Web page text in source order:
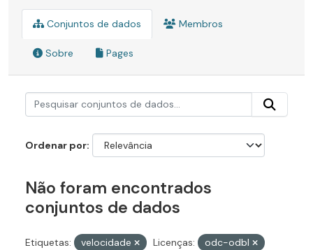
Conjuntos de dados Membros
Sobre Pages
Ordenar por
Não foram encontrados
conjuntos de dados
Etiquetas: velocidade Licenças:
odc-odbl